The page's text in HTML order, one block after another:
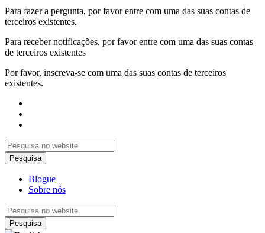
Para fazer a pergunta, por favor entre com uma das suas contas de
terceiros existentes.
Para receber notificações, por favor entre com uma das suas contas
de terceiros existentes
Por favor, inscreva-se com uma das suas contas de terceiros
existentes.
Blogue
Sobre nós